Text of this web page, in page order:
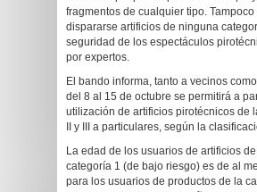
fragmentos de cualquier tipo. Tampoco
dispararse artificios de ninguna
seguridad de los espectáculos
por expertos.
El bando informa, tanto a vecinos
del 8 al 15 de octubre se permitirá a
utilización de artificios pirotécnicos de
II y III a particulares, según la
La edad de los usuarios de artificios
categoría 1 (de bajo riesgo) es de al
para los usuarios de productos de la